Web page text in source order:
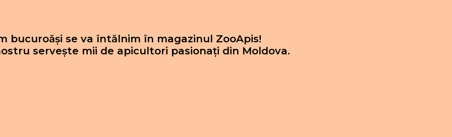
bucuroăși se va întălnim în magazinul ZooApis!
servește mii de apicultori pasionați din Moldova.